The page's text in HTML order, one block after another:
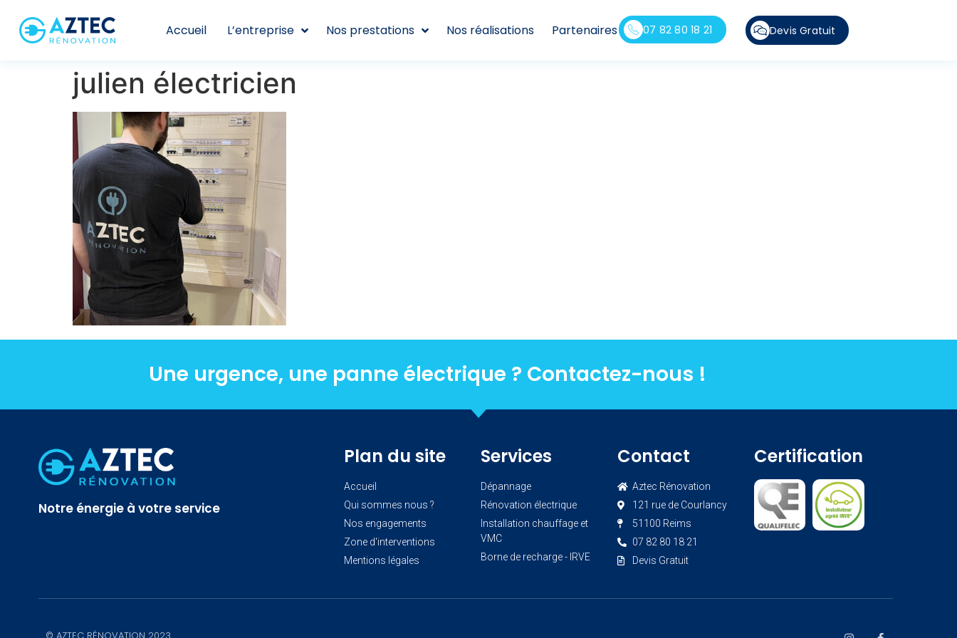
Accueil L’entreprise Nos prestations Nos réalisations Partenaires 07 82 80 18 21 Devis Gratuit
julien électricien
Une urgence, une panne électrique ? Contactez-nous !
Notre énergie à votre service
Plan du site
Accueil
Qui sommes nous ?
Nos engagements
Zone d'interventions
Mentions légales
Services
Dépannage
Rénovation électrique
Installation chauffage et
VMC
Borne de recharge - IRVE
Contact
Aztec Rénovation
121 rue de Courlancy
51100 Reims
07 82 80 18 21
Devis Gratuit
Certification